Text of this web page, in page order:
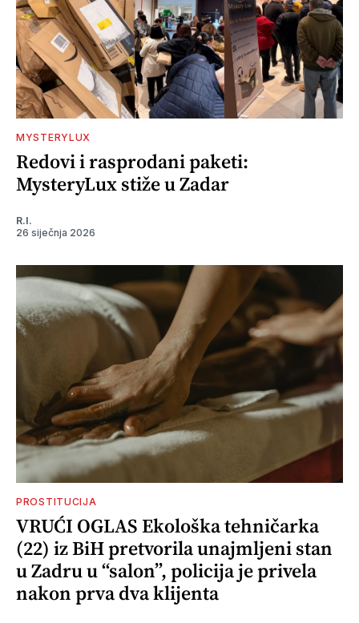
MYSTERYLUX
Redovi i rasprodani paketi:
MysteryLux stiže u Zadar
R.I.
26 siječnja 2026
PROSTITUCIJA
VRUĆI OGLAS Ekološka tehničarka
(22) iz BiH pretvorila unajmljeni stan
u Zadru u “salon”, policija je privela
nakon prva dva klijenta